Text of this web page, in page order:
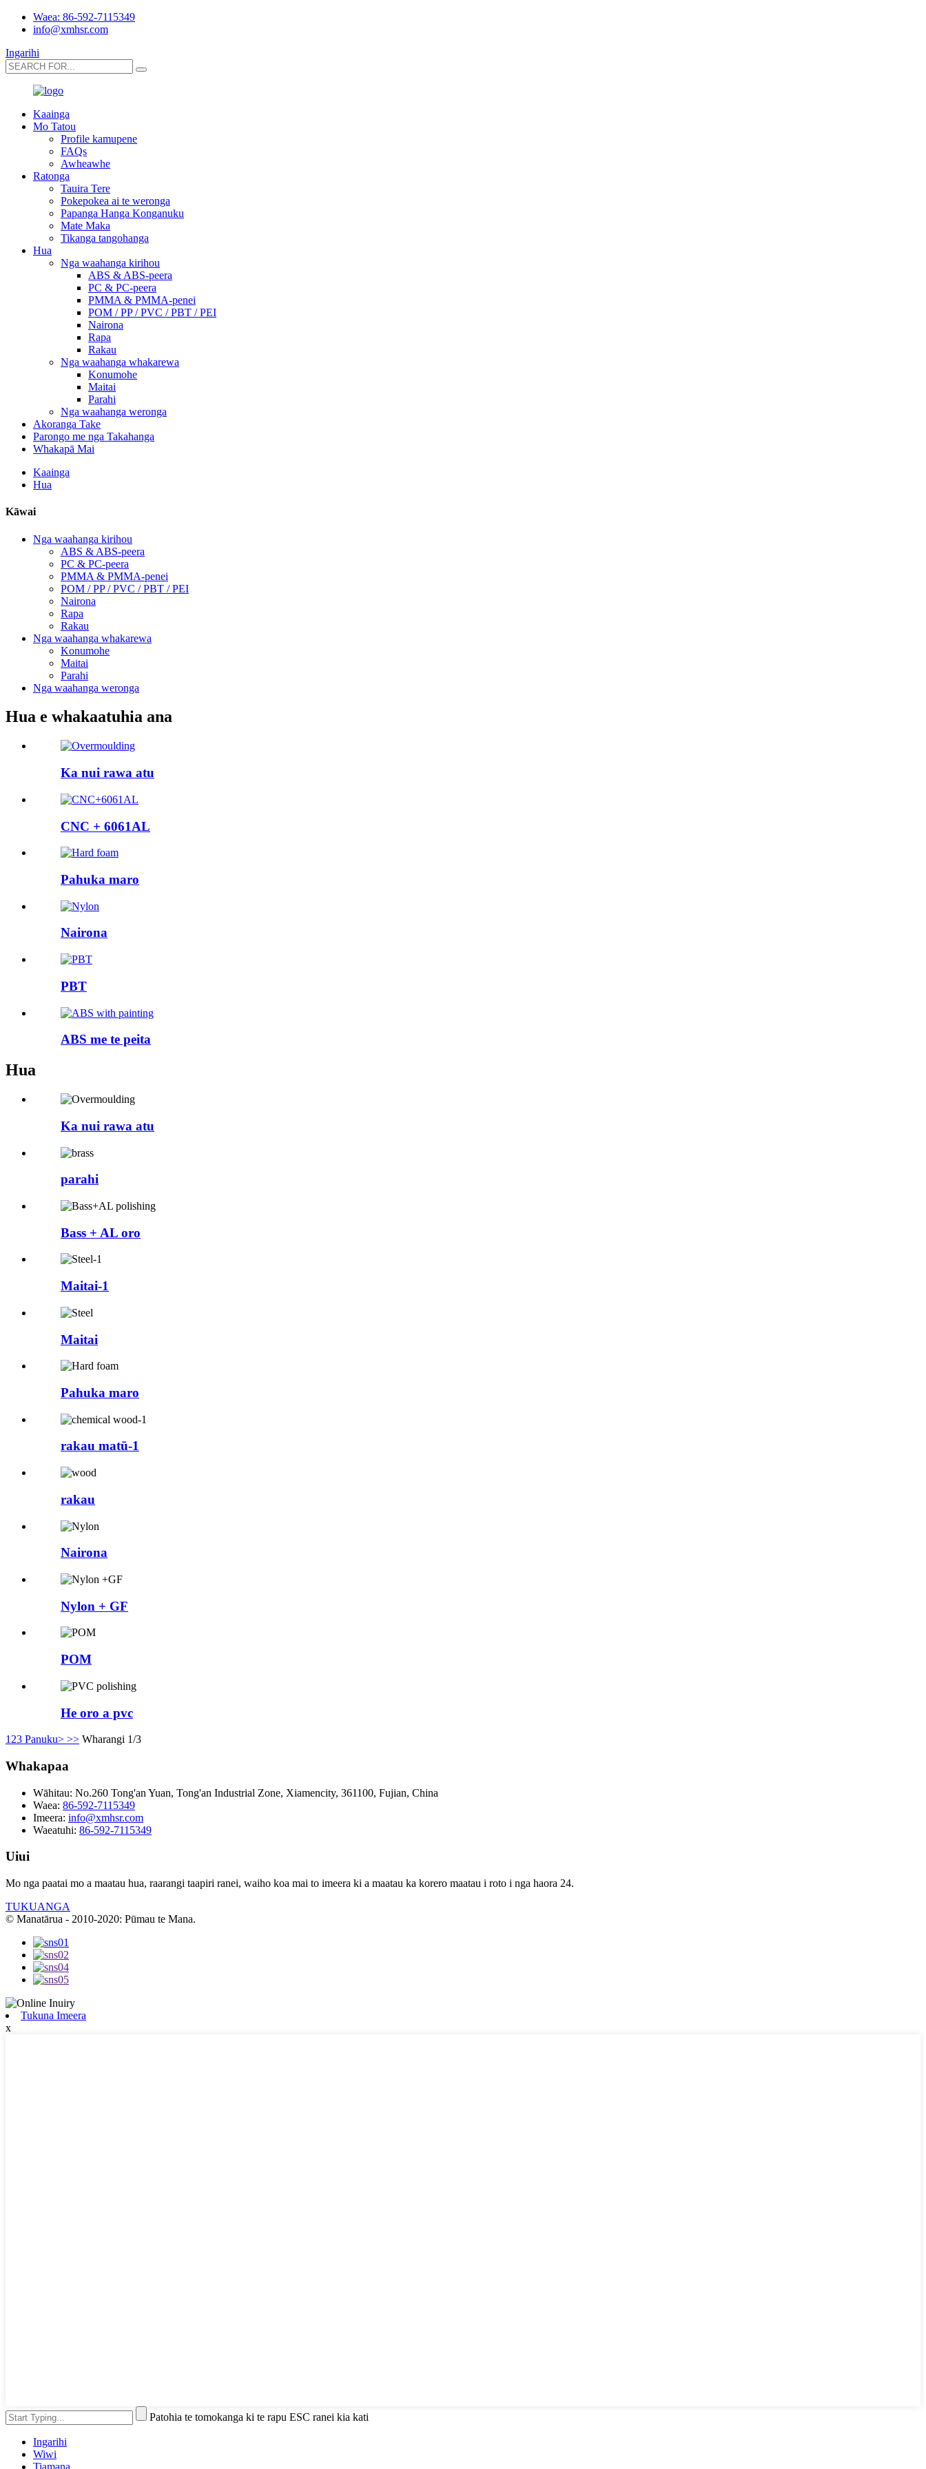
Waea: 86-592-7115349
info@xmhsr.com
Ingarihi
Kaainga
Mo Tatou
Profile kamupene
FAQs
Awheawhe
Ratonga
Tauira Tere
Pokepokea ai te weronga
Papanga Hanga Konganuku
Mate Maka
Tikanga tangohanga
Hua
Nga waahanga kirihou
ABS & ABS-peera
PC & PC-peera
PMMA & PMMA-penei
POM / PP / PVC / PBT / PEI
Nairona
Rapa
Rakau
Nga waahanga whakarewa
Konumohe
Maitai
Parahi
Nga waahanga weronga
Akoranga Take
Parongo me nga Takahanga
Whakapā Mai
Kaainga
Hua
Kāwai
Nga waahanga kirihou
ABS & ABS-peera
PC & PC-peera
PMMA & PMMA-penei
POM / PP / PVC / PBT / PEI
Nairona
Rapa
Rakau
Nga waahanga whakarewa
Konumohe
Maitai
Parahi
Nga waahanga weronga
Hua e whakaatuhia ana
Ka nui rawa atu
CNC + 6061AL
Pahuka maro
Nairona
PBT
ABS me te peita
Hua
Ka nui rawa atu
parahi
Bass + AL oro
Maitai-1
Maitai
Pahuka maro
rakau matū-1
rakau
Nairona
Nylon + GF
POM
He oro a pvc
1 23 Panuku> >> Wharangi 1/3
Whakapaa
Wāhitau: No.260 Tong'an Yuan, Tong'an Industrial Zone, Xiamencity, 361100, Fujian, China
Waea: 86-592-7115349
Imeera: info@xmhsr.com
Waeatuhi: 86-592-7115349
Uiui
Mo nga paatai ​​mo a maatau hua, raarangi taapiri ranei, waiho koa mai to imeera ki a maatau ka korero maatau i roto i nga haora 24.
TUKUANGA
© Manatārua - 2010-2020: Pūmau te Mana.
Tukuna Imeera
x
Patohia te tomokanga ki te rapu ESC ranei kia kati
Ingarihi
Wiwi